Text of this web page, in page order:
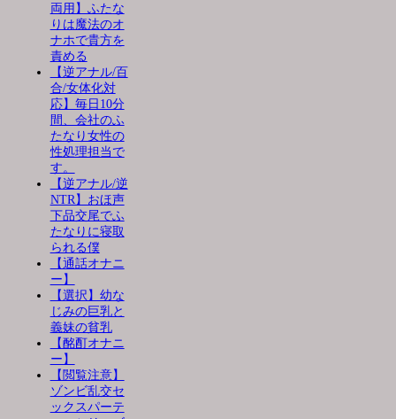
両用】ふたな
りは魔法のオ
ナホで貴方を
責める
【逆アナル/百
合/女体化対
応】毎日10分
間、会社のふ
たなり女性の
性処理担当で
す。
【逆アナル/逆
NTR】おほ声
下品交尾でふ
たなりに寝取
られる僕
【通話オナニ
ー】
【選択】幼な
じみの巨乳と
義妹の貧乳
【酩酊オナニ
ー】
【閲覧注意】
ゾンビ乱交セ
ックスパーテ